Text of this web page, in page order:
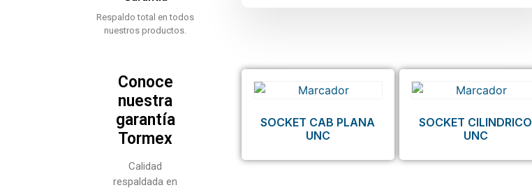
Respaldo total en todos
nuestros productos.
Conoce
nuestra
garantía
Tormex
Calidad
respaldada en
SOCKET CAB PLANA
UNC
SOCKET CILINDRICO
UNC